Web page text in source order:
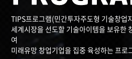
TIPS프로그램(민간투자주도형 기술창업
세계시장을 선도할 기술아이템을 보유한
여
미래유망 창업기업을 집중 육성하는 프로